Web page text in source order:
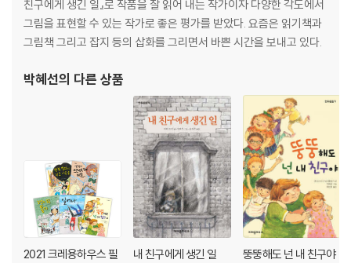
친구에게 생긴 일』로 작품을 잘 읽어 내는 작가이자 다양한 각도에서
그림을 표현할 수 있는 작가로 좋은 평가를 받았다. 요즘은 읽기책과
그림책 그리고 잡지 등의 삽화를 그리면서 바쁜 시간을 보내고 있다.
박혜선의 다른 상품
2021 크레용하우스 필
내 친구에게 생긴 일 뚱뚱해도 넌 내 친구야